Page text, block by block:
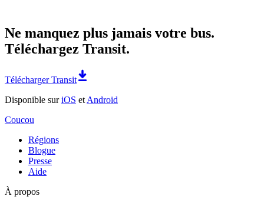
Ne manquez plus jamais votre bus.
Téléchargez Transit.
Télécharger Transit
Disponible suriOS et Android
Coucou
Régions
Blogue
Presse
Aide
À propos